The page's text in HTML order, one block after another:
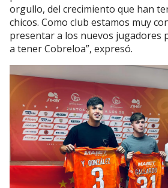
orgullo, del crecimiento que han
chicos. Como club estamos muy
presentar a los nuevos jugadores
a tener Cobreloa”, expresó.